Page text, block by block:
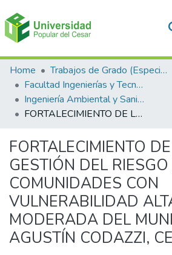
Communities & Collections
All of DSpace
Statistics
Home Trabajos de Grado (Especializaciones y Pregrados)
Facultad Ingenierías y Tecnologías
Ingeniería Ambiental y Sanitaria.
FORTALECIMIENTO DE LA GESTIÓN DEL RIESGO EN COMUNIDADES CON VULNERABILIDAD ALTA Y MODERADA DEL MUNICIPIO DE AGUSTÍN CODAZZI, CESAR
FORTALECIMIENTO
GESTIÓN DEL RIESGO
COMUNIDADES CON
VULNERABILIDAD
MODERADA DEL
AGUSTÍN CODAZZI,